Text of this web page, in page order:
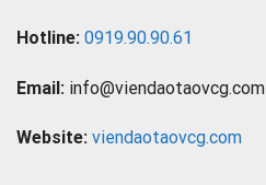
Hotline: 0919.90.90.61
Email: info@viendaotaovcg.com
Website: viendaotaovcg.com